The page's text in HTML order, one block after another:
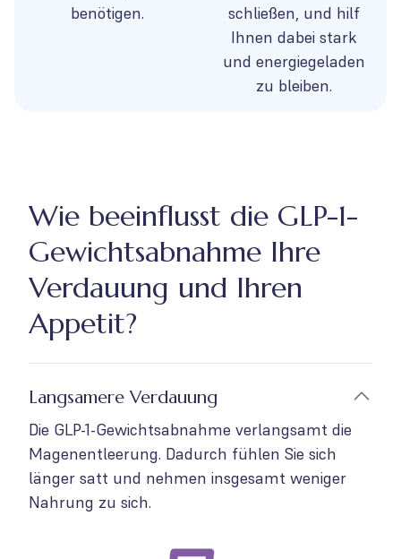
benötigen.
schließen, und hilf
Ihnen dabei stark
und energiegeladen
zu bleiben.
Wie beeinflusst die GLP-1-
Gewichtsabnahme Ihre
Verdauung und Ihren
Appetit?
Langsamere Verdauung
Die GLP-1-Gewichtsabnahme verlangsamt die
Magenentleerung. Dadurch fühlen Sie sich
länger satt und nehmen insgesamt weniger
Nahrung zu sich.